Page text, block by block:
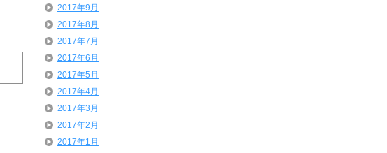
2017年9月
2017年8月
2017年7月
2017年6月
2017年5月
2017年4月
2017年3月
2017年2月
2017年1月